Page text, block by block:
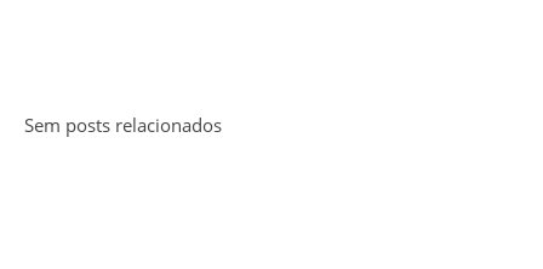
Sem posts relacionados